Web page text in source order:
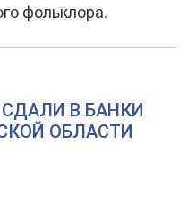
фольклора.
В БАНКИ
ОБЛАСТИ